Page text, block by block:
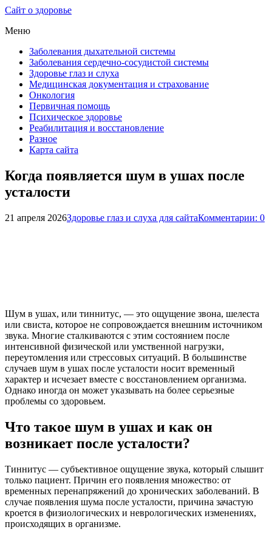
Сайт о здоровье
Меню
Заболевания дыхательной системы
Заболевания сердечно-сосудистой системы
Здоровье глаз и слуха
Медицинская документация и страхование
Онкология
Первичная помощь
Психическое здоровье
Реабилитация и восстановление
Разное
Карта сайта
Когда появляется шум в ушах после
усталости
21 апреля 2026Здоровье глаз и слуха для сайтаКомментарии: 0
Шум в ушах, или тиннитус, — это ощущение звона, шелеста
или свиста, которое не сопровождается внешним источником
звука. Многие сталкиваются с этим состоянием после
интенсивной физической или умственной нагрузки,
переутомления или стрессовых ситуаций. В большинстве
случаев шум в ушах после усталости носит временный
характер и исчезает вместе с восстановлением организма.
Однако иногда он может указывать на более серьезные
проблемы со здоровьем.
Что такое шум в ушах и как он
возникает после усталости?
Тиннитус — субъективное ощущение звука, который слышит
только пациент. Причин его появления множество: от
временных перенапряжений до хронических заболеваний. В
случае появления шума после усталости, причина зачастую
кроется в физиологических и неврологических изменениях,
происходящих в организме.